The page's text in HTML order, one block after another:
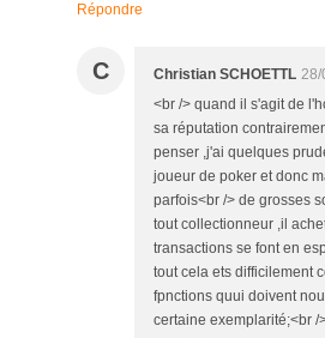
Répondre
C Christian SCHOETTL 28/
<br /> quand il s'agit de
sa réputation
penser ,j'ai quelques
joueur de poker et donc
parfois<br /> de grosses
tout collectionneur ,il
transactions se font en
tout cela ets difficilement
fpnctions quui doivent
certaine exemplarité;<br /